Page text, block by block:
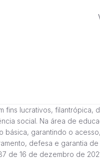
fins lucrativos, filantrópica,
social. Na área de
básica, garantindo o
defesa e garantia
de 16 de dezembro de